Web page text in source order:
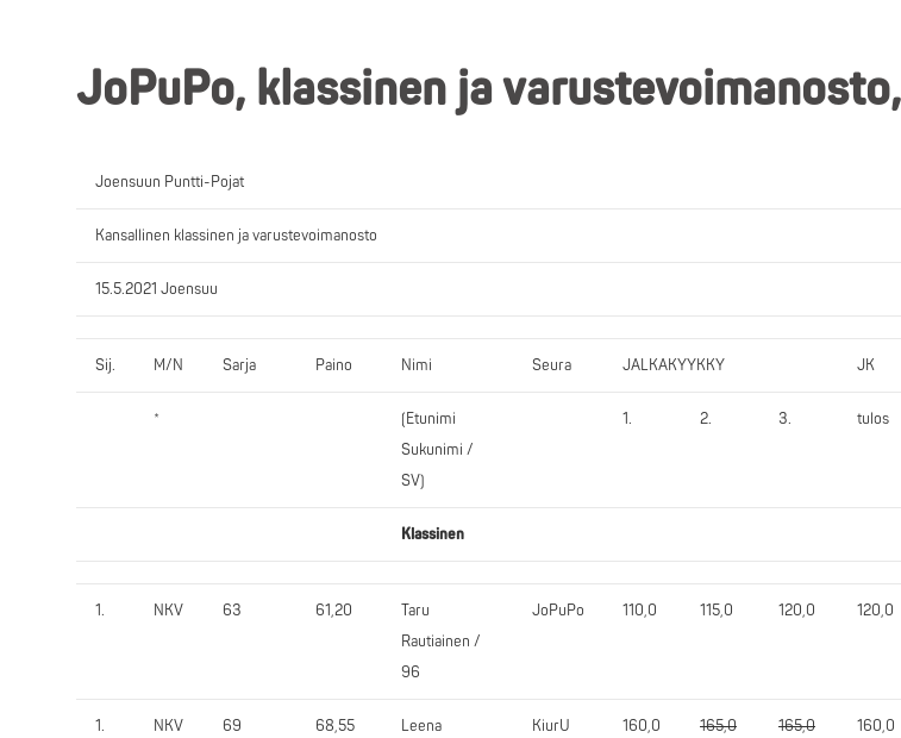
JoPuPo, klassinen ja
Joensuun Puntti-Pojat
Kansallinen klassinen ja varustevoimanosto
15.5.2021 Joensuu
Sij. M/N Sarja Paino Nimi Seura JALKAKYYKKY JK
*
(Etunimi
Sukunimi /
SV)
1. 2. 3. tulos
Klassinen
1. NKV 63 61,20
Taru
Rautiainen /
96
JoPuPo 110,0 115,0 120,0 120,0
1. NKV 69 68,55
Leena
KiurU 160,0 165,0 165,0 160,0